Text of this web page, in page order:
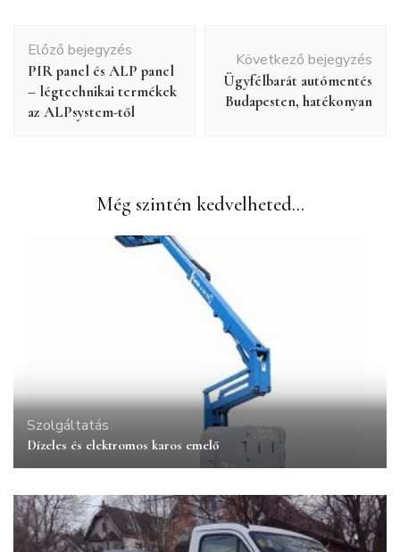
navigáció
Előző bejegyzés
PIR panel és ALP panel
– légtechnikai termékek
az ALPsystem-től
Következő bejegyzés
Ügyfélbarát autómentés
Budapesten, hatékonyan
Még szintén kedvelheted...
Szolgáltatás
Dízeles és elektromos karos emelő